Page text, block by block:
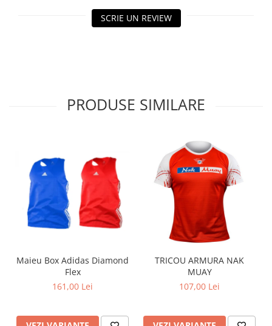
SCRIE UN REVIEW
PRODUSE SIMILARE
Maieu Box Adidas Diamond
Flex
161,00 Lei
TRICOU ARMURA NAK
MUAY
107,00 Lei